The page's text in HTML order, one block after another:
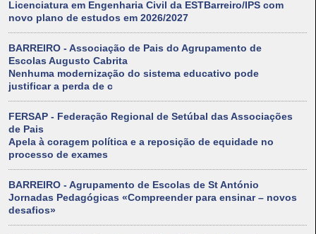
Licenciatura em Engenharia Civil da ESTBarreiro/IPS com
novo plano de estudos em 2026/2027
BARREIRO - Associação de Pais do Agrupamento de
Escolas Augusto Cabrita
Nenhuma modernização do sistema educativo pode
justificar a perda de c
FERSAP - Federação Regional de Setúbal das Associações
de Pais
Apela à coragem política e a reposição de equidade no
processo de exames
BARREIRO - Agrupamento de Escolas de St António
Jornadas Pedagógicas «Compreender para ensinar – novos
desafios»